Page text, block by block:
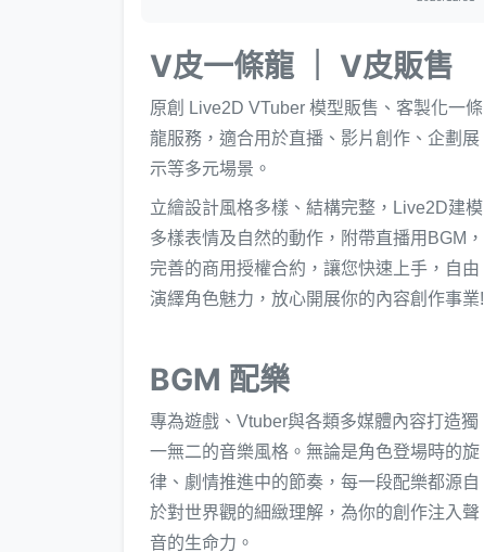
V皮一條龍 ｜ V皮販售
原創 Live2D VTuber 模型販售、客製化一條
龍服務，適合用於直播、影片創作、企劃展
示等多元場景。
立繪設計風格多樣、結構完整，Live2D建模
多樣表情及自然的動作，附帶直播用BGM，
完善的商用授權合約，讓您快速上手，自由
演繹角色魅力，放心開展你的內容創作事業!
BGM 配樂
專為遊戲、Vtuber與各類多媒體內容打造獨
一無二的音樂風格。無論是角色登場時的旋
律、劇情推進中的節奏，每一段配樂都源自
於對世界觀的細緻理解，為你的創作注入聲
音的生命力。